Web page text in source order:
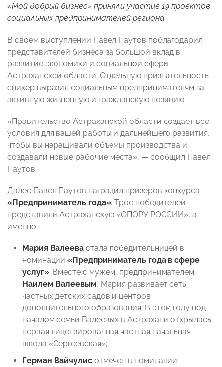
«Мой добрый бизнес» приняли участие 19 проектов
социальных предпринимателей региона.
В своем выступлении Павел Паутов поблагодарил
представителей бизнеса за большой вклад в
развитие экономики и социальной сферы
Астраханской области. Отдельную признательность
спикер выразил социальным предпринимателям за
активную жизненную и гражданскую позицию.
«Правительство Астраханской области создает все
условия для вашей работы и дальнейшего развития,
чтобы вы наращивали объемы производства и
создавали новые рабочие места», — сообщил Павел
Паутов.
Далее Павел Паутов наградил призеров конкурса
«Предприниматель года». Трое победителей
представили Астраханскую «ОПОРУ РОССИИ», а
именно:
Мария Валеева стала победительницей в
номинации «Предприниматель года в сфере
услуг». Вместе с мужем, предпринимателем
Наилем Валеевым, Мария развивает сеть
частных детских садов и центров
дополнительного образования. В этом году под
началом семьи Валеевых в Астрахани открылась
первая лицензированная частная начальная
школа «Сергеевская»;
Герман Вайчулис отмечен в номинации